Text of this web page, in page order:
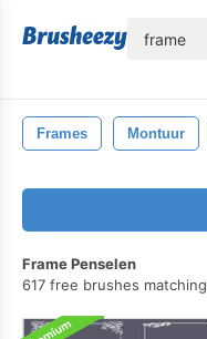
Frames Montuur
Frame Penselen
617 free brushes matching